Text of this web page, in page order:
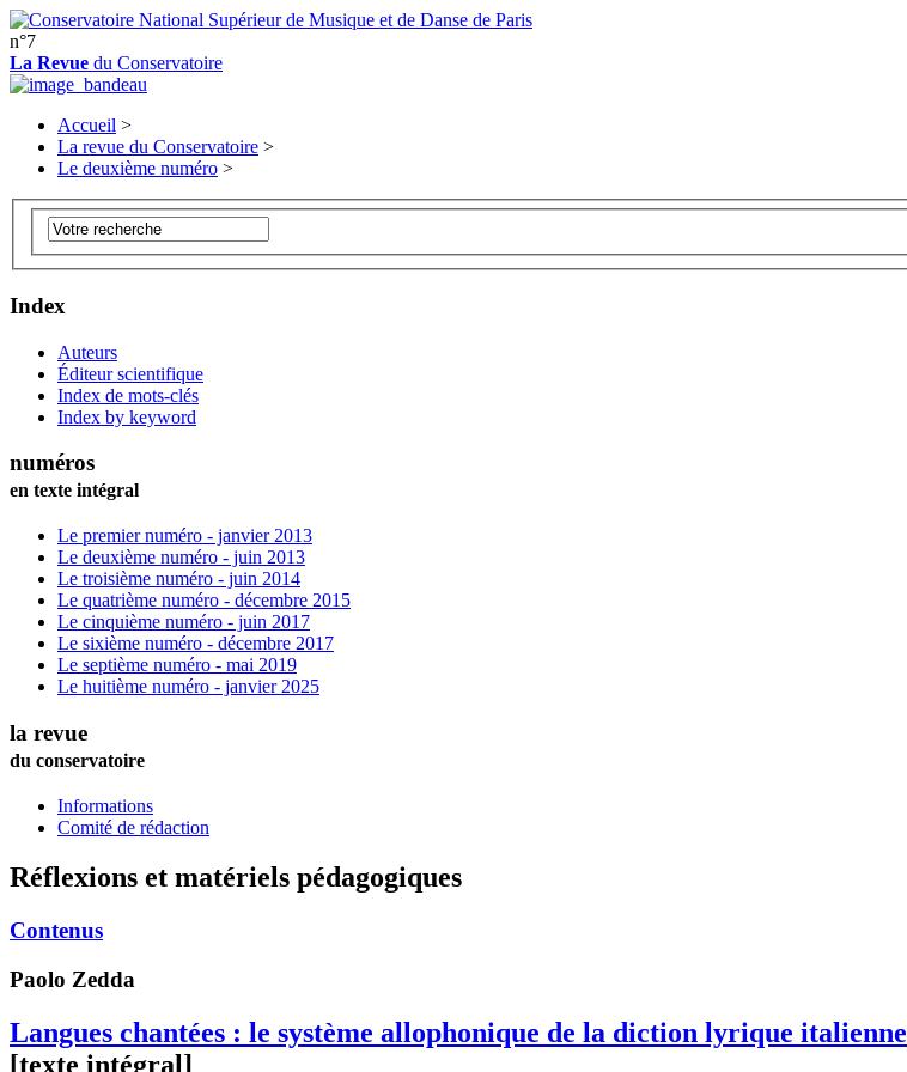
n°7
La Revue du Conservatoire
Accueil >
La revue du Conservatoire >
Le deuxième numéro >
Index
Auteurs
Éditeur scientifique
Index de mots-clés
Index by keyword
numéros
en texte intégral
Le premier numéro - janvier 2013
Le deuxième numéro - juin 2013
Le troisième numéro - juin 2014
Le quatrième numéro - décembre 2015
Le cinquième numéro - juin 2017
Le sixième numéro - décembre 2017
Le septième numéro - mai 2019
Le huitième numéro - janvier 2025
la revue
du conservatoire
Informations
Comité de rédaction
Réflexions et matériels pédagogiques
Contenus
Paolo Zedda
Langues chantées : le système allophonique de la diction lyrique italienne
[texte intégral]